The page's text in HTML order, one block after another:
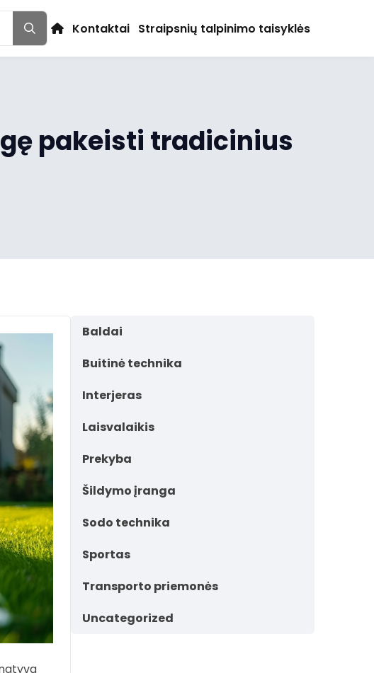
Kontaktai Straipsnių talpinimo taisyklės
pakeisti tradicinius
Baldai
Buitinė technika
Interjeras
Laisvalaikis
Prekyba
Šildymo įranga
Sodo technika
Sportas
Transporto priemonės
Uncategorized